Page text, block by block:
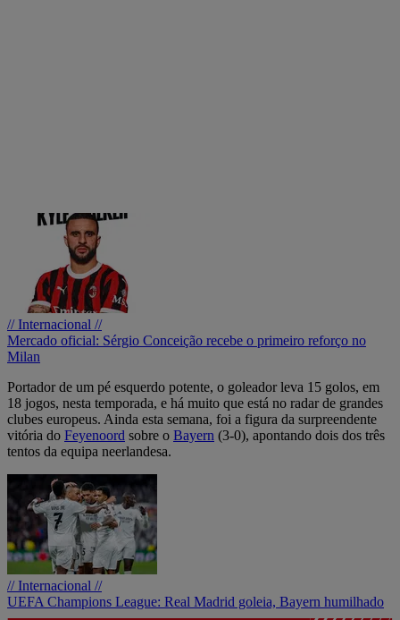
// Internacional //
Mercado oficial: Sérgio Conceição recebe o primeiro reforço no
Milan
Portador de um pé esquerdo potente, o goleador leva 15 golos, em
18 jogos, nesta temporada, e há muito que está no radar de grandes
clubes europeus. Ainda esta semana, foi a figura da surpreendente
vitória do Feyenoord sobre o Bayern (3-0), apontando dois dos três
tentos da equipa neerlandesa.
// Internacional //
UEFA Champions League: Real Madrid goleia, Bayern humilhado